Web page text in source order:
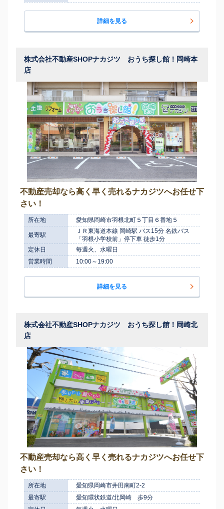
詳細を見る
株式会社不動産SHOPナカジツ おうち探し館！岡崎本
店
不動産売却なら高く早く売れるナカジツへお任せ下
さい！
所在地 愛知県岡崎市羽根北町５丁目６番地５
最寄駅
ＪＲ東海道本線 岡崎駅 バス15分 名鉄バス
「羽根小学校前」停下車 徒歩1分
定休日
毎週火、水曜日
営業時間
10:00～19:00
詳細を見る
株式会社不動産SHOPナカジツ おうち探し館！岡崎北
店
不動産売却なら高く早く売れるナカジツへお任せ下
さい！
所在地
愛知県岡崎市井田南町2-2
最寄駅
愛知環状鉄道/北岡崎 歩9分